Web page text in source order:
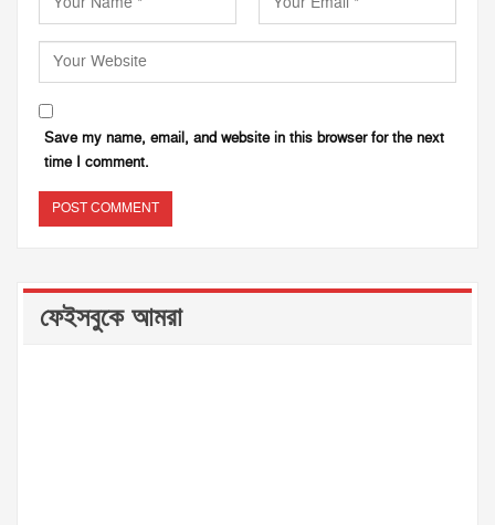
Save my name, email, and website in this browser for the next
time I comment.
ফেইসবুকে আমরা